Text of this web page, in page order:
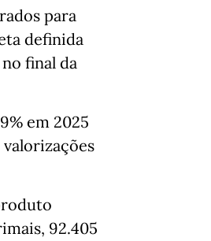
para
definida
final da
em 2025
92.405